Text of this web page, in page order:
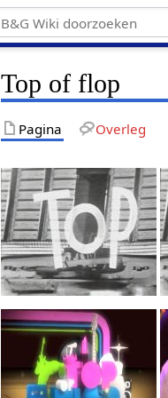
Top of flop
Pagina Overleg